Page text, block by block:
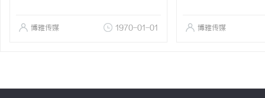
博雅传媒 1970-01-01 博雅传媒